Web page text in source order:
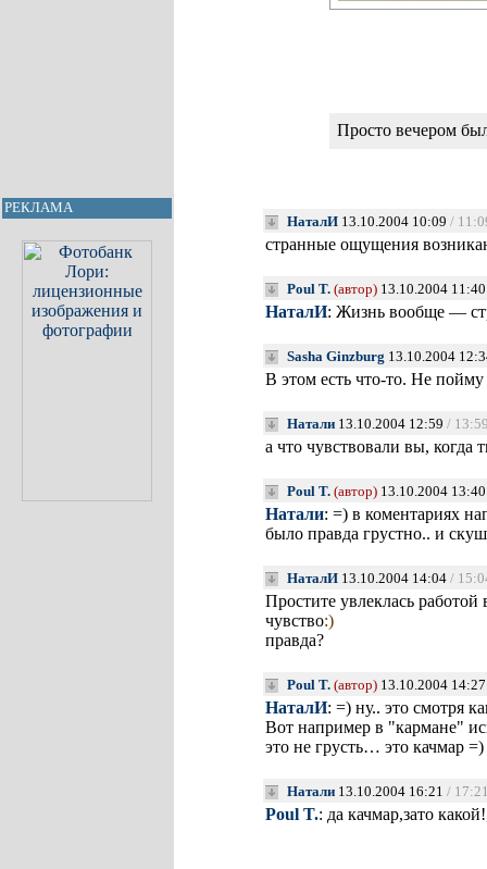
РЕКЛАМА
Просто вечером
НаталИ 13.10.2004 10:09 /
странные ощущения
Poul T. (автор) 13.10.2004 11:40
НаталИ: Жизнь вообще —
Sasha Ginzburg 13.10.2004
В этом есть что-то. Не
Натали 13.10.2004 12:59 /
а что чувствовали вы,
Poul T. (автор) 13.10.2004 13:40
Натали: =) в коментариях
было правда грустно.. и
НаталИ 13.10.2004 14:04 /
Простите увлеклась
чувство:)
правда?
Poul T. (автор) 13.10.2004 14:27
НаталИ: =) ну.. это смотря
Вот например в "кармане"
это не грусть… это качмар =)
Натали 13.10.2004 16:21 /
Poul T.: да качмар,зато